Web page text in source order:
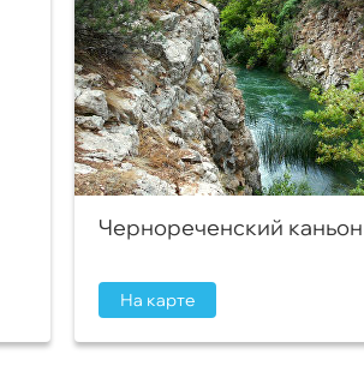
Чернореченский каньон
На карте